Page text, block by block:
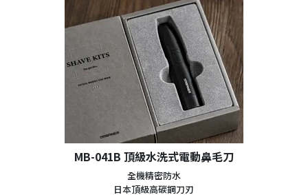
MB-041B 頂級水洗式電動鼻毛刀
全機精密防水
日本頂級高碳鋼刀刃